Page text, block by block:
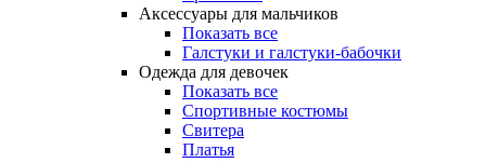
Аксессуары для мальчиков
Показать все
Галстуки и галстуки-бабочки
Одежда для девочек
Показать все
Спортивные костюмы
Свитера
Платья